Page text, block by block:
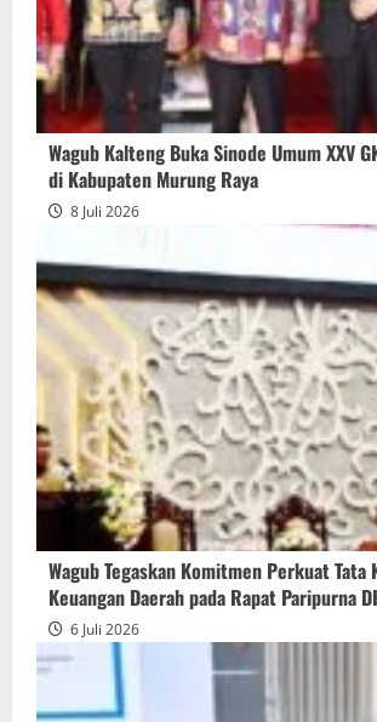
Wagub Kalteng Buka Sinode Umum XXV
di Kabupaten Murung Raya
8 Juli 2026
Wagub Tegaskan Komitmen Perkuat Tata
Keuangan Daerah pada Rapat Paripurna
6 Juli 2026